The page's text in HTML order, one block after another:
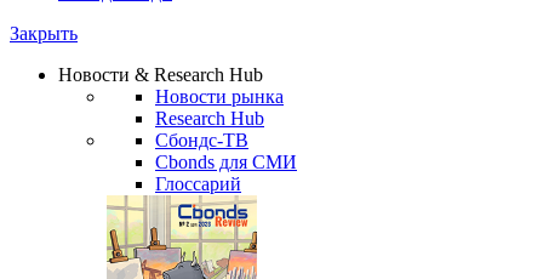
Watchlist
Сбондс Люди
Новости & Research Hub
Новости рынка
Research Hub
Сбондс-ТВ
Cbonds для СМИ
Глоссарий